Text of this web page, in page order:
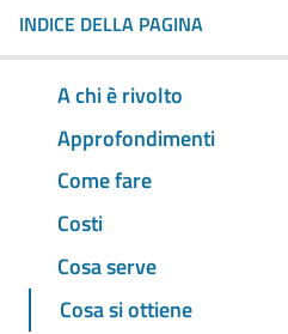
INDICE DELLA PAGINA
A chi è rivolto
Approfondimenti
Come fare
Costi
Cosa serve
Cosa si ottiene